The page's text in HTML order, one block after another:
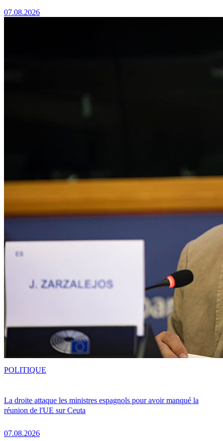
07.08.2026
La droite attaque les ministres espagnols pour avoir manqué la
réunion de l'UE sur Ceuta
07.08.2026
POLITIQUE